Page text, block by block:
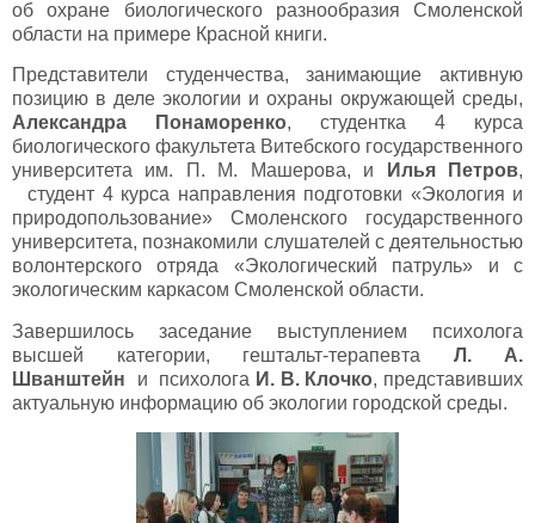
об охране биологического разнообразия Смоленской
области на примере Красной книги.
Представители студенчества, занимающие активную
позицию в деле экологии и охраны окружающей среды,
Александра Понаморенко, студентка 4 курса
биологического факультета Витебского государственного
университета им. П. М. Машерова, и
Илья Петров,
студент 4 курса направления подготовки «Экология и
природопользование» Смоленского государственного
университета, познакомили слушателей с деятельностью
волонтерского отряда «Экологический патруль» и с
экологическим каркасом Смоленской области.
Завершилось заседание выступлением психолога
высшей категории, гештальт-терапевта Л. А.
Шванштейн и психолога И. В. Клочко, представивших
актуальную информацию об экологии городской среды.